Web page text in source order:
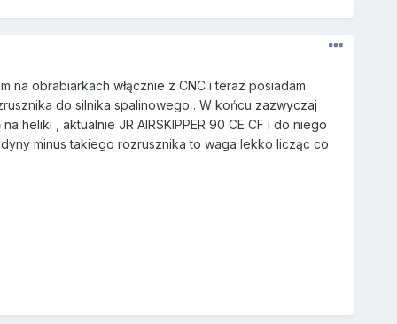
na obrabiarkach włącznie z CNC i teraz posiadam
do silnika spalinowego . W końcu zazwyczaj
heliki , aktualnie JR AIRSKIPPER 90 CE CF i do niego
minus takiego rozrusznika to waga lekko licząc co